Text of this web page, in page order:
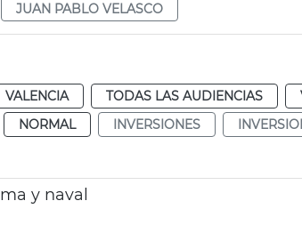
JUAN PABLO VELASCO
VALENCIA TODAS LAS AUDIENCIAS
NORMAL INVERSIONES
y naval